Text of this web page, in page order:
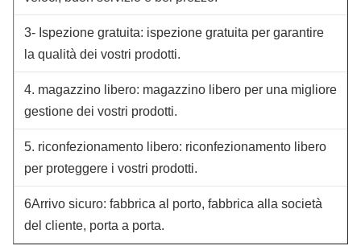
3- Ispezione gratuita: ispezione gratuita per garantire
la qualità dei vostri prodotti.
4. magazzino libero: magazzino libero per una migliore
gestione dei vostri prodotti.
5. riconfezionamento libero: riconfezionamento libero
per proteggere i vostri prodotti.
6Arrivo sicuro: fabbrica al porto, fabbrica alla società
del cliente, porta a porta.